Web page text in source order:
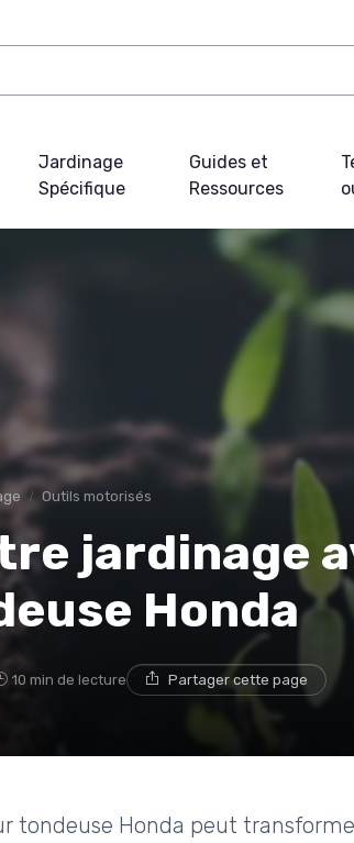
Jardinage
Spécifique
Guides et
Ressources
Outils motorisés
jardinage
Honda
10 min de lecture Partager cette page
tondeuse Honda peut